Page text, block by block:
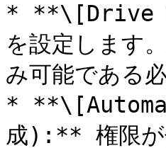
* **\[Drive
を設定します
み可能である
*
成):** 権限が